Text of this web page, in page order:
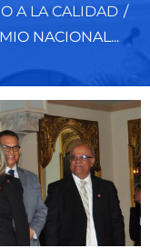
A LA CALIDAD /
NACIONAL...